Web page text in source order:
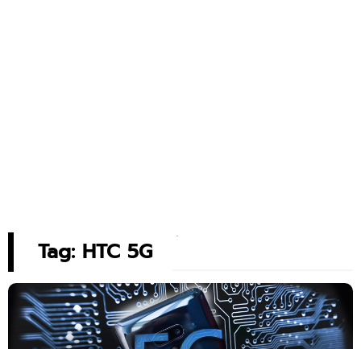
Tag: HTC 5G